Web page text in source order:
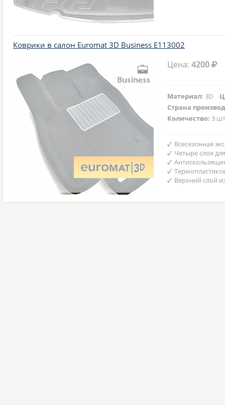
Коврики в салон Euromat 3D Business E113002
Цена:4200
Материал:3D
Страна
Количество:3
Всесезонная
Четыре слоя
Верхний слой